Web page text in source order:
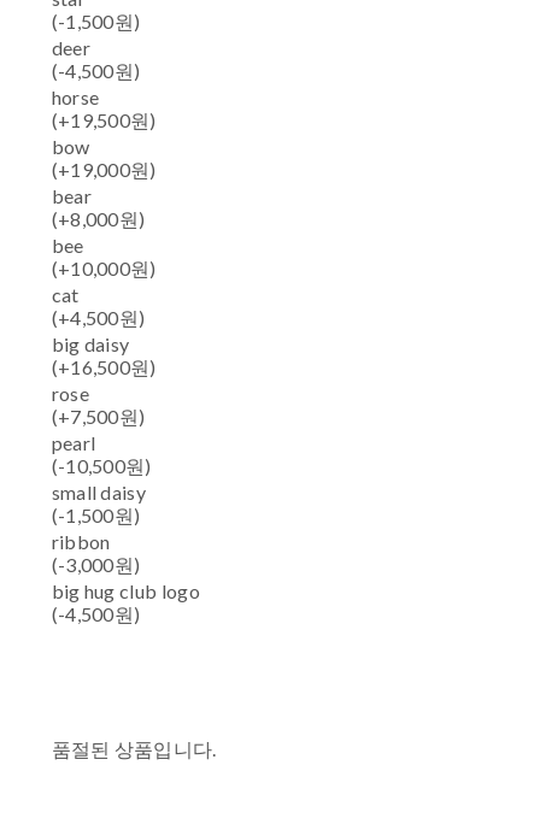
(-1,500원)
deer
(-4,500원)
horse
(+19,500원)
bow
(+19,000원)
bear
(+8,000원)
bee
(+10,000원)
cat
(+4,500원)
big daisy
(+16,500원)
rose
(+7,500원)
pearl
(-10,500원)
small daisy
(-1,500원)
ribbon
(-3,000원)
big hug club logo
(-4,500원)
품절된 상품입니다.